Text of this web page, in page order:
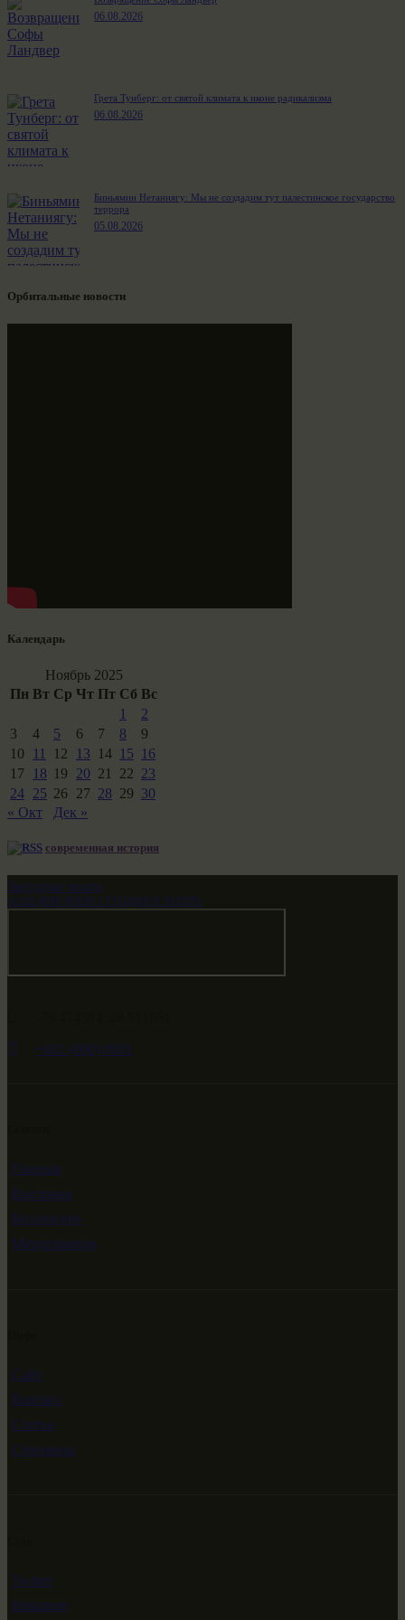
06.08.2026
Грета Тунберг: от святой климата к иконе радикализма
06.08.2026
Биньямин Нетаниягу: Мы не создадим тут палестинское государство
террора
05.08.2026
Орбитальные новости
Календарь
Ноябрь 2025
Пн Вт Ср Чт Пт Сб Вс
1
2
3
4 5 6 7 8
9
10
11 12 13 14 15
16
17
18 19 20 21 22 23
24 25 26 27 28 29 30
« Окт
Дек »
современная история
Звездные врата
НАШ МИР ВЧЕРА СЕГОДНЯ И ЗАВТРА
+682 (000) 0001
Главная
Выставки
Коллекции
Мероприятия
Сайт
Контакт
Статьи
Сувениры
Twitter
Instagram